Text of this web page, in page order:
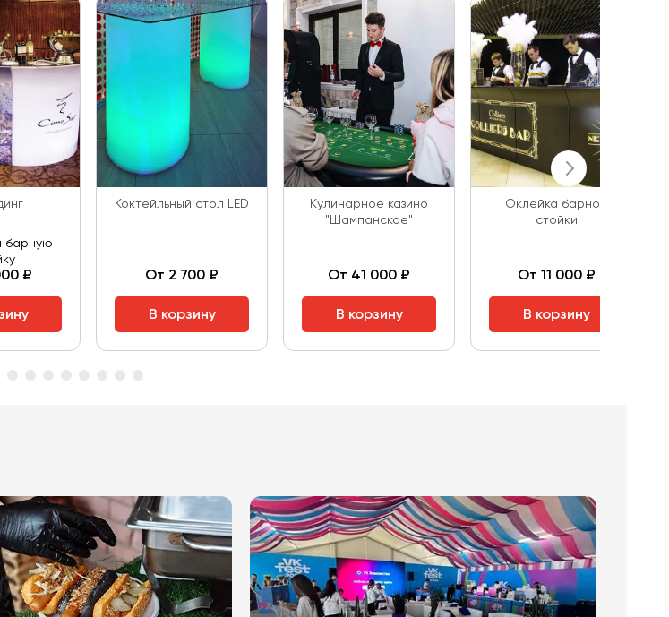
барную
₽
Коктейльный стол LED
От 2 700 ₽
В корзину
Кулинарное казино
"Шампанское"
От 41 000 ₽
В корзину
Оклейка барной
стойки
От 11 000 ₽
В корзину